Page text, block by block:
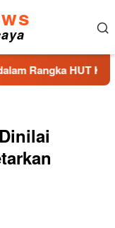
HUT Ke-40 PPAL